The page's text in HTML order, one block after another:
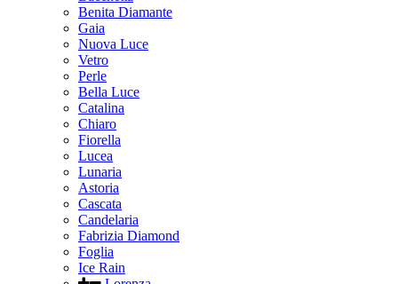
Benita Diamante
Gaia
Nuova Luce
Vetro
Perle
Bella Luce
Сatalina
Chiaro
Fiorella
Lucea
Lunaria
Astoria
Cascata
Candelaria
Fabrizia Diamond
Foglia
Ice Rain